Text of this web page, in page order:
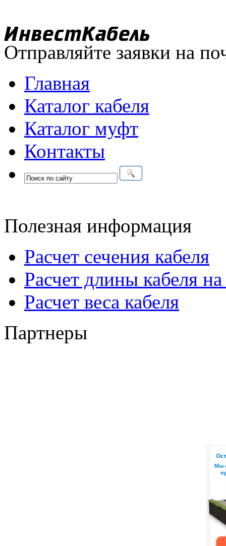
Отправляйте заявки на
Главная
Каталог кабеля
Каталог муфт
Контакты
Полезная информация
Расчет сечения кабеля
Расчет длины кабеля
Расчет веса кабеля
Партнеры